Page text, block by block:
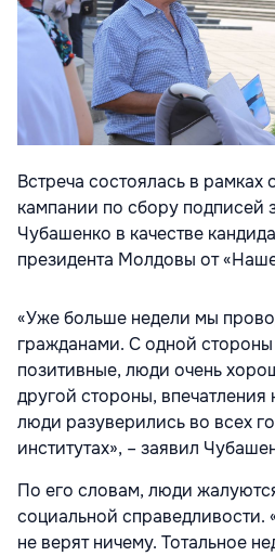
Встреча состоялась в
кампании по сбору подписей
Чубашенко в качестве
президента Молдовы от
«Уже больше недели мы
гражданами. С одной стороны
позитивные, люди очень
другой стороны,
люди разуверились во всех
институтах», – заявил
По его словам, люди
социальной справедливости.
не верят ничему. Тотальное